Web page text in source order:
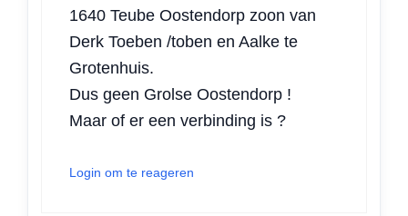
1640 Teube Oostendorp zoon van
Derk Toeben /toben en Aalke te
Grotenhuis.
Dus geen Grolse Oostendorp !
Maar of er een verbinding is ?
Login om te reageren